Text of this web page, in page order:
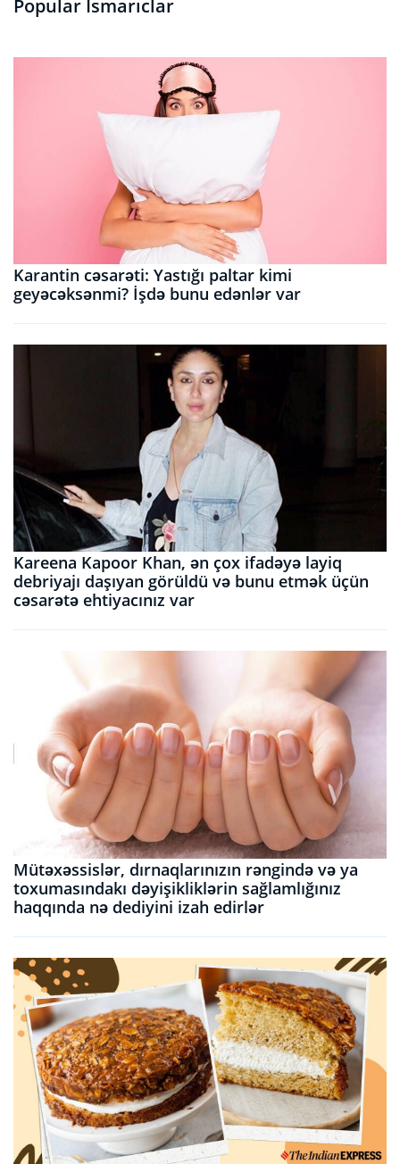
Popular Ismarıclar
Karantin cəsarəti: Yastığı paltar kimi
geyəcəksənmi? İşdə bunu edənlər var
Kareena Kapoor Khan, ən çox ifadəyə layiq
debriyajı daşıyan görüldü və bunu etmək üçün
cəsarətə ehtiyacınız var
Mütəxəssislər, dırnaqlarınızın rəngində və ya
toxumasındakı dəyişikliklərin sağlamlığınız
haqqında nə dediyini izah edirlər